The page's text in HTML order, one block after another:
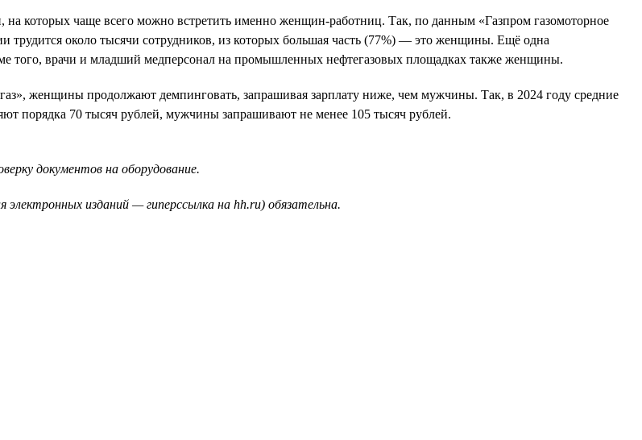
которых чаще всего можно встретить именно женщин-работниц. Так, по данным «Газпром газомоторное
около тысячи сотрудников, из которых большая часть (77%) — это женщины. Ещё одна
того, врачи и младший медперсонал на промышленных нефтегазовых площадках также женщины.
женщины продолжают демпинговать, запрашивая зарплату ниже, чем мужчины. Так, в 2024 году средние
порядка 70 тысяч рублей, мужчины запрашивают не менее 105 тысяч рублей.
документов на оборудование.
электронных изданий — гиперссылка на hh.ru) обязательна.